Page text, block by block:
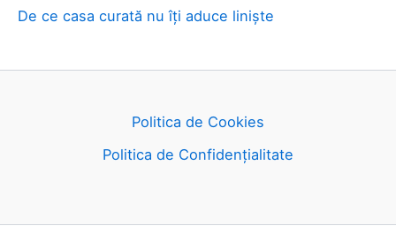
De ce casa curată nu îți aduce liniște
Politica de Cookies
Politica de Confidențialitate